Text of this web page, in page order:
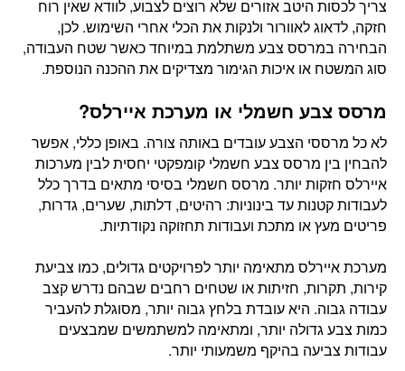
צריך לכסות היטב אזורים שלא רוצים לצבוע, לוודא שאין רוח
חזקה, לדאוג לאוורור ולנקות את הכלי אחרי השימוש. לכן,
הבחירה במרסס צבע משתלמת במיוחד כאשר שטח העבודה,
סוג המשטח או איכות הגימור מצדיקים את ההכנה הנוספת.
מרסס צבע חשמלי או מערכת איירלס?
לא כל מרססי הצבע עובדים באותה צורה. באופן כללי, אפשר
להבחין בין מרסס צבע חשמלי קומפקטי יחסית לבין מערכות
איירלס חזקות יותר. מרסס חשמלי בסיסי מתאים בדרך כלל
לעבודות קטנות עד בינוניות: רהיטים, דלתות, שערים, גדרות,
פריטים מעץ או מתכת ועבודות תחזוקה נקודתיות.
מערכת איירלס מתאימה יותר לפרויקטים גדולים, כמו צביעת
קירות, תקרות, חזיתות או שטחים רחבים שבהם נדרש קצב
עבודה גבוה. היא עובדת בלחץ גבוה יותר, מסוגלת להעביר
כמות צבע גדולה יותר, ומתאימה למשתמשים שמבצעים
עבודות צביעה בהיקף משמעותי יותר.